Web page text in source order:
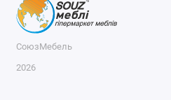
СоюзМебель
2026